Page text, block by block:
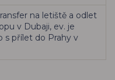
na letiště a odlet
v Dubaji, ev. je
s přílet do Prahy v